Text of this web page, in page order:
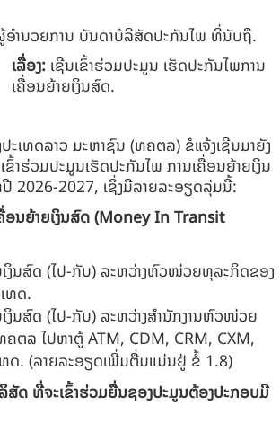
ານວຍການ ບັນດາບໍລິສັດປະກັນໄພ ທີ່ນັບຖື.
ເລື່ອງ: ​​​ເຊີນເຂົ້າຮ່ວມປະມູນ ເຮັດປະກັນໄພການ
ເຄື່ອນຍ້າຍເງິນສົດ.
ປະ​ເທດ​ລາວ ມະຫາຊົນ (ທຄຕລ) ຂໍ​ແຈ້ງ​ເຊີນ​ມາ​ຍັງ​
າຮ່ວມປະມູນເຮັດປະກັນໄພ ການເຄື່ອນຍ້າຍເງິນ
2026-2027, ເຊິ່ງມີລາຍລະອຽດລຸ່ມນີ້:
ອນຍ້າຍເງິນສົດ(Money In Transit
ງິນສົດ (ໄປ-ກັບ) ລະຫວ່າງຫົວໜ່ວຍທຸລະກິດຂອງ
ທດ.
ງິນສົດ (ໄປ-ກັບ) ລະຫວ່າງສຳນັກງານຫົວໜ່ວຍ
ຕລ ໄປຫາຕູ້ATM, CDM, CRM, CXM,
ດ. (ລາຍລະອຽດເພີ່ມຕື່ມແມ່ນຢູ່ ຂໍ້ 1.8)
ສັດ ທີ່ຈະເຂົ້າຮ່ວມຍື່ນຊອງປະມູນຕ້ອງປະກອບມີ